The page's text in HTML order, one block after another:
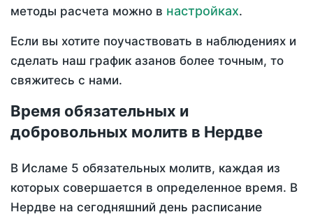
методы расчета можно в настройках.
Если вы хотите поучаствовать в наблюдениях и
сделать наш график азанов более точным, то
свяжитесь с нами.
Время обязательных и
добровольных молитв в Нердве
В Исламе 5 обязательных молитв, каждая из
которых совершается в определенное время. В
Нердве на сегодняшний день расписание